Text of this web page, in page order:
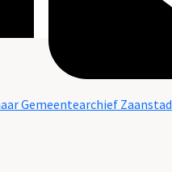
Gemeentearchief Zaanstad